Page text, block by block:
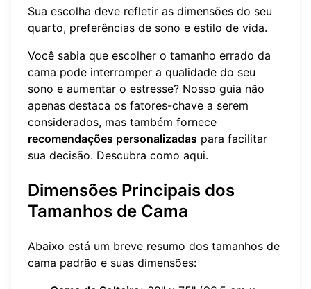
Sua escolha deve refletir as dimensões do seu
quarto, preferências de sono e estilo de vida.
Você sabia que escolher o tamanho errado da
cama pode interromper a qualidade do seu
sono e aumentar o estresse? Nosso guia não
apenas destaca os fatores-chave a serem
considerados, mas também fornece
recomendações personalizadas para facilitar
sua decisão. Descubra como aqui.
Dimensões Principais dos
Tamanhos de Cama
Abaixo está um breve resumo dos tamanhos de
cama padrão e suas dimensões: